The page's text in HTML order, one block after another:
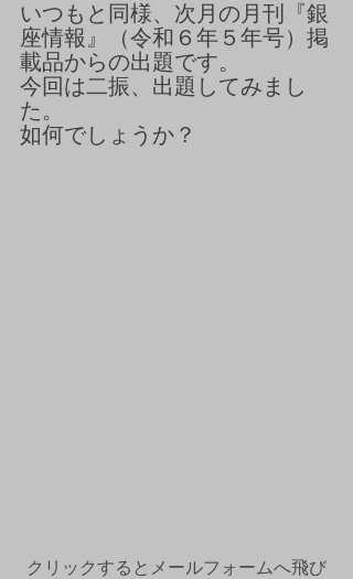
いつもと同様、次月の月刊『銀
座情報』（令和６年５年号）掲
載品からの出題です。
今回は二振、出題してみまし
た。
如何でしょうか？
クリックするとメールフォームへ飛び